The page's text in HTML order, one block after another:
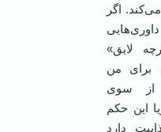
اگر
لایق»
برای من
از سوی
این حکم
دارد